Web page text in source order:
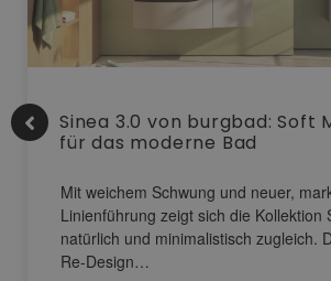
Sinea 3.0 von burgbad: Soft
für das moderne Bad
Mit weichem Schwung und neuer,
Linienführung zeigt sich die Kollektion
natürlich und minimalistisch zugleich.
Re-Design…